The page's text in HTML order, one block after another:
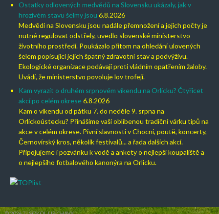
Ostatky odlovených medvědů na Slovensku ukázaly, jak v
hrozivém stavu šelmy jsou 6.8.2026
Medvědi na Slovensku jsou nadále přemnožení a jejich počty je
nutné regulovat odstřely, uvedlo slovenské ministerstvo
životního prostředí. Poukázalo přitom na ohledání ulovených
šelem popisující jejich špatný zdravotní stav a podvýživu.
Ekologické organizace podávají proti vládním opatřením žaloby.
Uvádí, že ministerstvo povoluje lov trofejí.
Kam vyrazit o druhém srpnovém víkendu na Orlicku? Čtyřicet
akcí po celém okrese 6.8.2026
Kam o víkendu od pátku 7. do neděle 9. srpna na
Orlickoústecku? Přinášíme vaši oblíbenou tradiční várku tipů na
akce v celém okrese. Pivní slavnosti v Chocni, poutě, koncerty,
Černovírský kros, několik festivalů... a řada dalších akcí.
Připojujeme i pozvánku k vodě a ankety o nejlepší koupaliště a
o nejlepšího fotbalového kanonýra na Orlicku.